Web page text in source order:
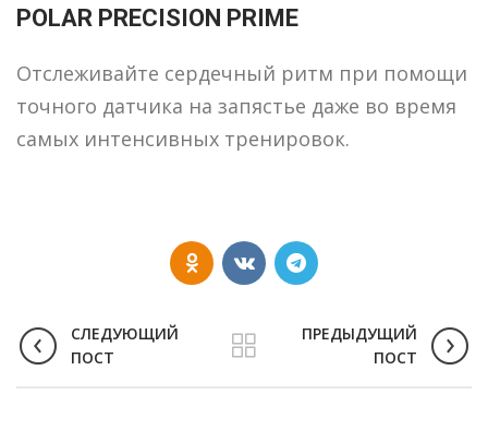
POLAR PRECISION PRIME
Отслеживайте сердечный ритм при помощи
точного датчика на запястье даже во время
самых интенсивных тренировок.
СЛЕДУЮЩИЙ
ПОСТ
ПРЕДЫДУЩИЙ
ПОСТ